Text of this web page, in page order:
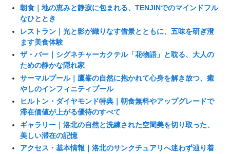
朝食｜地の恵みと静寂に包まれる、TENJINでのマインドフル
なひととき
レストラン｜光と影が織りなす借景とともに、五味を研ぎ澄
ます美食体験
ザ・バー｜シグネチャーカクテル「花物語」と耽る、大人の
ための静かな隠れ家
サーマルプール｜鷹峯の自然に抱かれて心身を解き放つ、癒
やしのインフィニティプール
ヒルトン・ダイヤモンド特典｜朝食無料やアップグレードで
滞在価値が上がる優待のすべて
ギャラリー｜洛北の自然と洗練された空間美を切り取った、
美しい滞在の記憶
アクセス・基本情報｜洛北のサンクチュアリへ迷わず辿り着